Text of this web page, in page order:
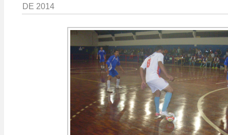
DE 2014